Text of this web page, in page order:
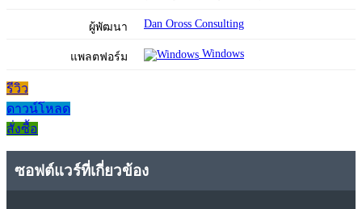
ผู้พัฒนา Dan Oross Consulting
แพลตฟอร์ม Windows
รีวิว
ดาวน์โหลด
สั่งซื้อ
ซอฟต์แวร์ที่เกี่ยวข้อง